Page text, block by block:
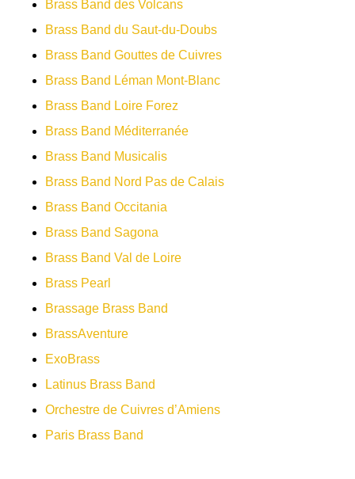
Brass Band des Volcans
Brass Band du Saut-du-Doubs
Brass Band Gouttes de Cuivres
Brass Band Léman Mont-Blanc
Brass Band Loire Forez
Brass Band Méditerranée
Brass Band Musicalis
Brass Band Nord Pas de Calais
Brass Band Occitania
Brass Band Sagona
Brass Band Val de Loire
Brass Pearl
Brassage Brass Band
BrassAventure
ExoBrass
Latinus Brass Band
Orchestre de Cuivres d’Amiens
Paris Brass Band